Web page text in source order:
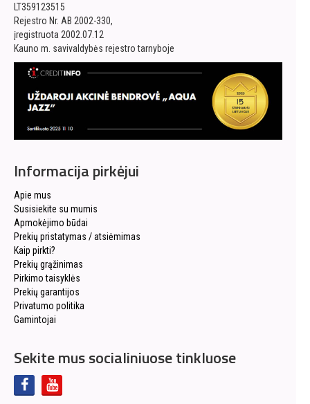
LT359123515
Rejestro Nr. AB 2002-330,
įregistruota 2002.07.12
Kauno m. savivaldybės rejestro tarnyboje
Informacija pirkėjui
Apie mus
Susisiekite su mumis
Apmokėjimo būdai
Prekių pristatymas / atsiėmimas
Kaip pirkti?
Prekių grąžinimas
Pirkimo taisyklės
Prekių garantijos
Privatumo politika
Gamintojai
Sekite mus socialiniuose tinkluose